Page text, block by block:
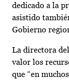
dedicado a la
asistido
Gobierno
La directora
valor los
que “en